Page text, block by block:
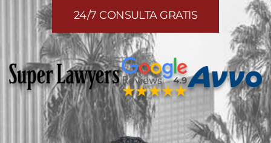
24/7 CONSULTA GRATIS